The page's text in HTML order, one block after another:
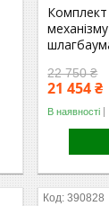
Комплект
22 750 ₴
21 454 ₴
В наявності
390828